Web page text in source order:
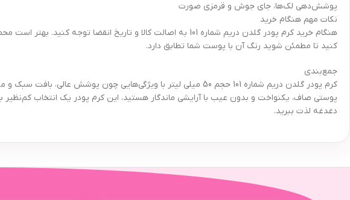
پوشش‌دهی لک‌ها، جای جوش و قرمزی صورت
نکات مهم هنگام خرید
هنگام خرید کرم پودر گلدن دریم شماره 101 به اصالت کالا و
کنید تا مطمئن شوید رنگ آن با پوست شما تطابق دارد.
جمع‌بندی
کرم پودر گلدن دریم شماره 101 حجم 50 میلی لیتر با ویژگی‌هایی چون
پوستی صاف، یکنواخت و بدون عیب با آرایشی ماندگار هستید، این کرم پودر یک انتخاب
دغدغه لذت ببرید.